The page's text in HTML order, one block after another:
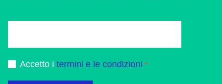
Accetto i termini e le condizioni